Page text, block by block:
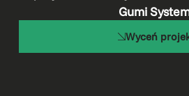
Gumi
Wyceń